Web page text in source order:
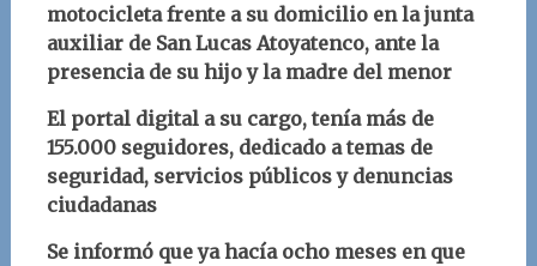
motocicleta frente a su domicilio en la junta
auxiliar de San Lucas Atoyatenco, ante la
presencia de su hijo y la madre del menor
El portal digital a su cargo, tenía más de
155.000 seguidores, dedicado a temas de
seguridad, servicios públicos y denuncias
ciudadanas
Se informó que ya hacía ocho meses en que